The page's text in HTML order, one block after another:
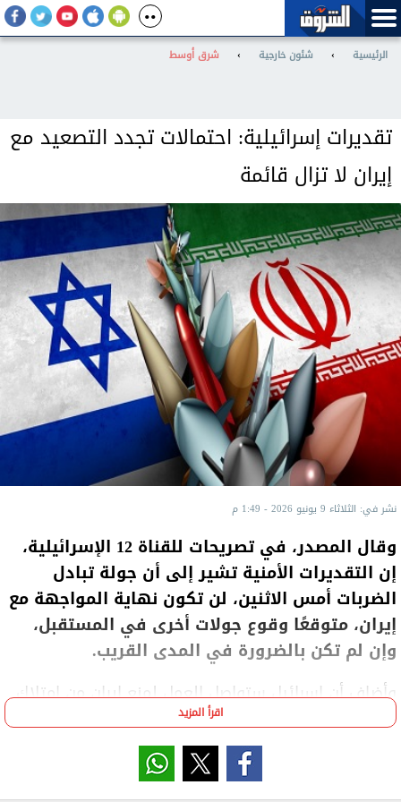
الرئيسية › شئون خارجية › شرق أوسط
تقديرات إسرائيلية: احتمالات تجدد التصعيد مع
إيران لا تزال قائمة
نشر في: الثلاثاء 9 يونيو 2026 - 1:49 م
وقال المصدر، في تصريحات للقناة 12 الإسرائيلية،
إن التقديرات الأمنية تشير إلى أن جولة تبادل
الضربات أمس الاثنين، لن تكون نهاية المواجهة مع
إيران، متوقعًا وقوع جولات أخرى في المستقبل،
وإن لم تكن بالضرورة في المدى القريب.
وأضاف أن إسرائيل ستواصل العمل لمنع إيران من امتلاك
قدرات نووية، إلى جانب السعي لإضعاف برنامجها
الصاروخي، معتبرًا أن الصراع بين الطرفين مرشح للاستمرار
على شكل جولات متقطعة من التصعيد.
اقرأ المزيد